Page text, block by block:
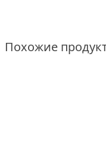
Похожие